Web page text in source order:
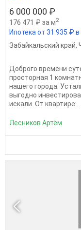
6 000 000 ₽
176 471 ₽ за м2
Ипотека от 31 935 ₽
Забайкальский край,
Доброго времени
просторная 1
нашего города.
выгодно
искали. От квартире:...
Лесников Артём